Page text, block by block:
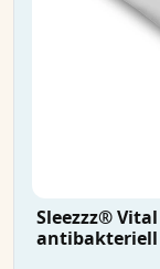
Sleezzz®
antibakteriell